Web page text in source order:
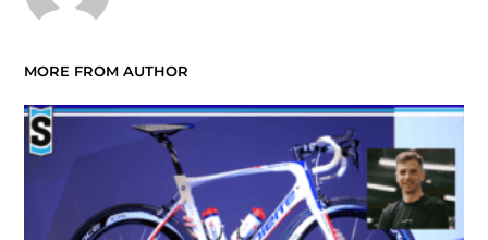
MORE FROM AUTHOR